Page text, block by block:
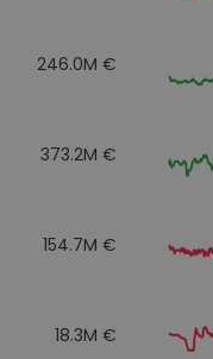
246.0M €
373.2M €
154.7M €
18.3M €